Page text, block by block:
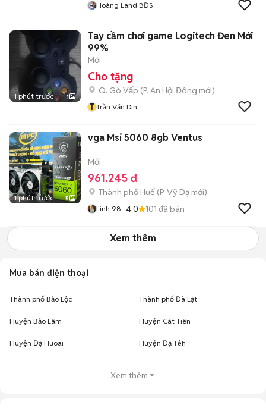
Hoàng Land BĐS
1 phút trước 1
Tay cầm chơi game Logitech Đen Mới
99%
Mới
Cho tặng
Q. Gò Vấp (P. An Hội Đông mới)
T Trần Văn Din
1 phút trước 5
vga Msi 5060 8gb Ventus
Mới
961.245 đ
Thành phố Huế (P. Vỹ Dạ mới)
Linh 98 4.0 101 đã bán
Xem thêm
Mua bán điện thoại
Thành phố Bảo Lộc Thành phố Đà Lạt
Huyện Bảo Lâm Huyện Cát Tiên
Huyện Đạ Huoai Huyện Đạ Tẻh
Xem thêm